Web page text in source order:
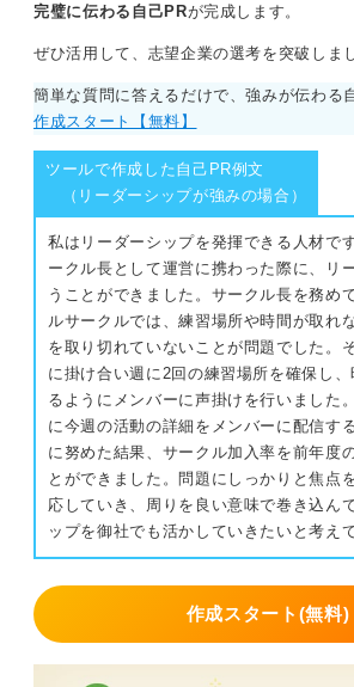
完璧に伝わる自己PRが完成します。
ぜひ活用して、志望企業の選考を突破しま
簡単な質問に答えるだけで、強みが伝わる
作成スタート【無料】
ツールで作成した自己PR例文
（リーダーシップが強みの場合）
私はリーダーシップを発揮できる人材で
ークル長として運営に携わった際に、リ
うことができました。サークル長を務め
ルサークルでは、練習場所や時間が取れ
を取り切れていないことが問題でした。
に掛け合い週に2回の練習場所を確保し
るようにメンバーに声掛けを行いました
に今週の活動の詳細をメンバーに配信す
に努めた結果、サークル加入率を前年度
とができました。問題にしっかりと焦点
応していき、周りを良い意味で巻き込ん
ップを御社でも活かしていきたいと考え
作成スタート(無料)